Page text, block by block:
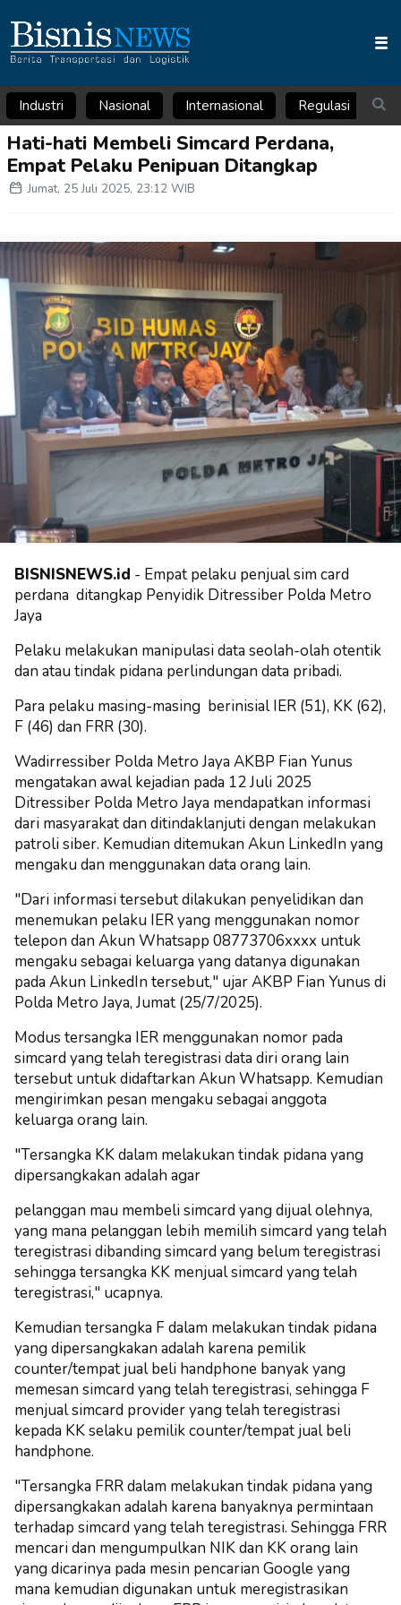
Industri Nasional Internasional Regulasi
Hati-hati Membeli Simcard Perdana,
Empat Pelaku Penipuan Ditangkap
Jumat, 25 Juli 2025, 23:12 WIB
BISNISNEWS.id - Empat pelaku penjual sim card
perdana ditangkap Penyidik Ditressiber Polda Metro
Jaya
Pelaku melakukan manipulasi data seolah-olah otentik
dan atau tindak pidana perlindungan data pribadi.
Para pelaku masing-masing berinisial IER (51), KK (62),
F (46) dan FRR (30).
Wadirressiber Polda Metro Jaya AKBP Fian Yunus
mengatakan awal kejadian pada 12 Juli 2025
Ditressiber Polda Metro Jaya mendapatkan informasi
dari masyarakat dan ditindaklanjuti dengan melakukan
patroli siber. Kemudian ditemukan Akun LinkedIn yang
mengaku dan menggunakan data orang lain.
"Dari informasi tersebut dilakukan penyelidikan dan
menemukan pelaku IER yang menggunakan nomor
telepon dan Akun Whatsapp 08773706xxxx untuk
mengaku sebagai keluarga yang datanya digunakan
pada Akun LinkedIn tersebut," ujar AKBP Fian Yunus di
Polda Metro Jaya, Jumat (25/7/2025).
Modus tersangka IER menggunakan nomor pada
simcard yang telah teregistrasi data diri orang lain
tersebut untuk didaftarkan Akun Whatsapp. Kemudian
mengirimkan pesan mengaku sebagai anggota
keluarga orang lain.
"Tersangka KK dalam melakukan tindak pidana yang
dipersangkakan adalah agar
pelanggan mau membeli simcard yang dijual olehnya,
yang mana pelanggan lebih memilih simcard yang telah
teregistrasi dibanding simcard yang belum teregistrasi
sehingga tersangka KK menjual simcard yang telah
teregistrasi," ucapnya.
Kemudian tersangka F dalam melakukan tindak pidana
yang dipersangkakan adalah karena pemilik
counter/tempat jual beli handphone banyak yang
memesan simcard yang telah teregistrasi, sehingga F
menjual simcard provider yang telah teregistrasi
kepada KK selaku pemilik counter/tempat jual beli
handphone.
"Tersangka FRR dalam melakukan tindak pidana yang
dipersangkakan adalah karena banyaknya permintaan
terhadap simcard yang telah teregistrasi. Sehingga FRR
mencari dan mengumpulkan NIK dan KK orang lain
yang dicarinya pada mesin pencarian Google yang
mana kemudian digunakan untuk meregistrasikan